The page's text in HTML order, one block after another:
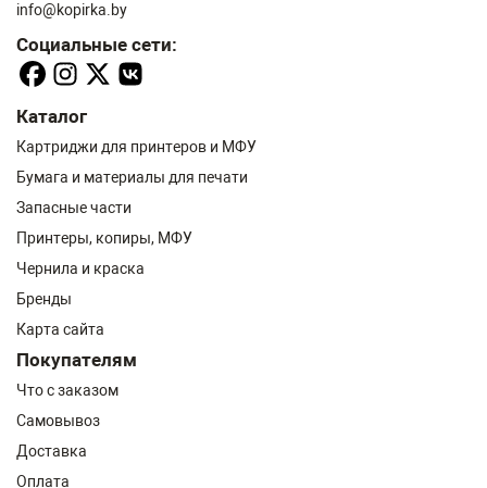
info@kopirka.by
Социальные сети:
Каталог
Картриджи для принтеров и МФУ
Бумага и материалы для печати
Запасные части
Принтеры, копиры, МФУ
Чернила и краска
Бренды
Карта сайта
Покупателям
Что с заказом
Самовывоз
Доставка
Оплата